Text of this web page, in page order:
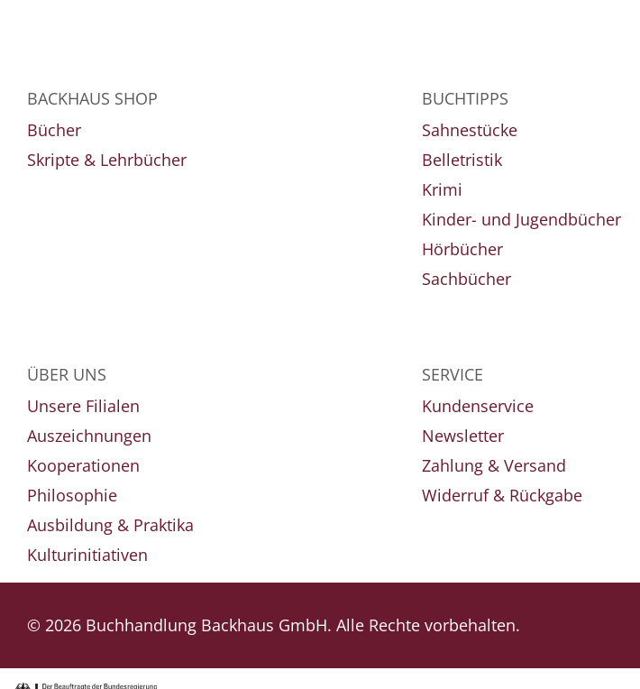
BACKHAUS SHOP
Bücher
Skripte & Lehrbücher
BUCHTIPPS
Sahnestücke
Belletristik
Krimi
Kinder- und Jugendbücher
Hörbücher
Sachbücher
ÜBER UNS
Unsere Filialen
Auszeichnungen
Kooperationen
Philosophie
Ausbildung & Praktika
Kulturinitiativen
SERVICE
Kundenservice
Newsletter
Zahlung & Versand
Widerruf & Rückgabe
© 2026 Buchhandlung Backhaus GmbH. Alle Rechte vorbehalten.